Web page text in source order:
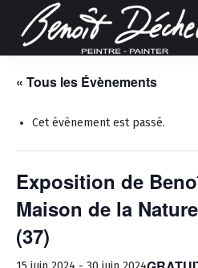
« Tous les Évènements
Cet évènement est passé.
Exposition de
Maison de la
(37)